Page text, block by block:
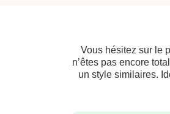
Vous hésitez sur le
n’êtes pas encore
un style similaires.